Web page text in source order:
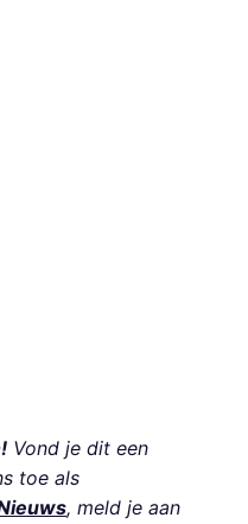
Vond je dit een
toe als
, meld je aan